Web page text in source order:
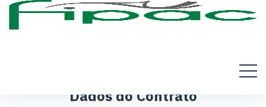
Dados do Contrato